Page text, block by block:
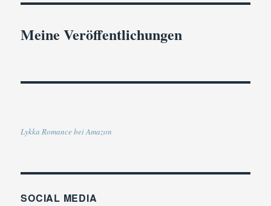
Meine Veröffentlichungen
Lykka Romance bei Amazon
SOCIAL MEDIA